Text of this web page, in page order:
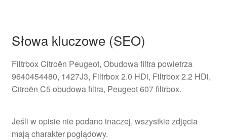
Słowa kluczowe (SEO)
Filtrbox Citroën Peugeot, Obudowa filtra powietrza
9640454480, 1427J3, Filtrbox 2.0 HDi, Filtrbox 2.2 HDi,
Citroën C5 obudowa filtra, Peugeot 607 filtrbox.
Jeśli w opisie nie podano inaczej, wszystkie zdjęcia
mają charakter poglądowy.